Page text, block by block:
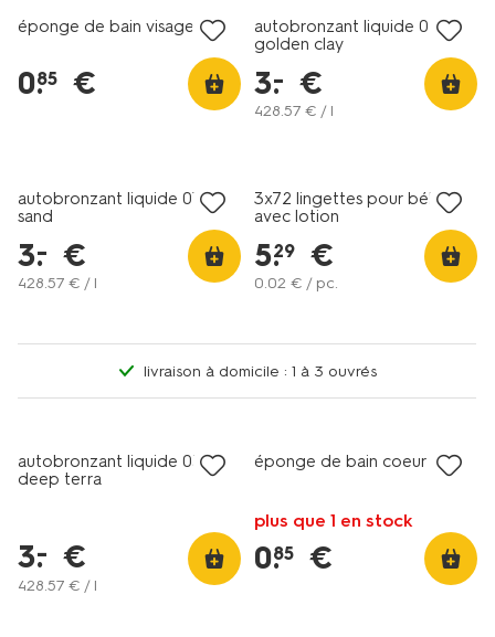
éponge de bain visage
0.
85 €
autobronzant liquide 02
golden clay
3.
– €
428.57 € / l
autobronzant liquide 01 soft
sand
3.
– €
428.57 € / l
vegan
3x72 lingettes pour bébé
avec lotion
5.
29 €
0.02 € / pc.
livraison à domicile : 1 à 3 ouvrés
autobronzant liquide 03
deep terra
3.
– €
428.57 € / l
éponge de bain coeur
plus que 1 en stock
0.
85 €